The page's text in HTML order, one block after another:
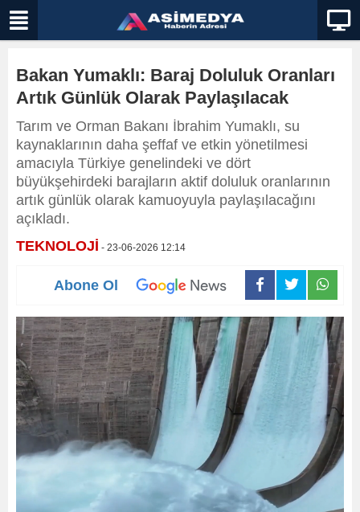
Bakan Yumaklı: Baraj Doluluk Oranları
Artık Günlük Olarak Paylaşılacak
Tarım ve Orman Bakanı İbrahim Yumaklı, su
kaynaklarının daha şeffaf ve etkin yönetilmesi
amacıyla Türkiye genelindeki ve dört
büyükşehirdeki barajların aktif doluluk oranlarının
artık günlük olarak kamuoyuyla paylaşılacağını
açıkladı.
TEKNOLOJİ - 23-06-2026 12:14
Abone Ol